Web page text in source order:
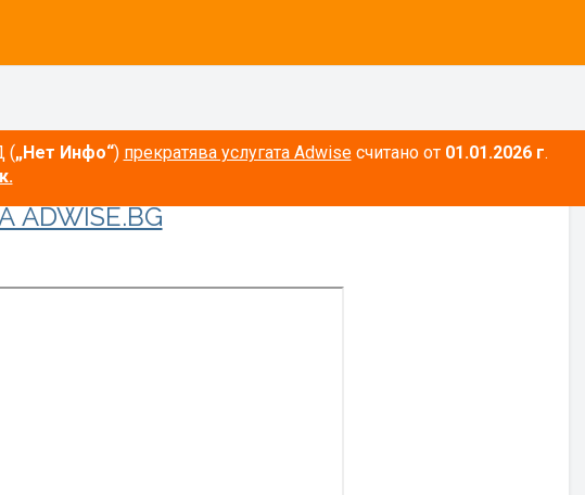
(„Нет Инфо“) прекратява услугата Adwiseсчитано от 01.01.2026 г.